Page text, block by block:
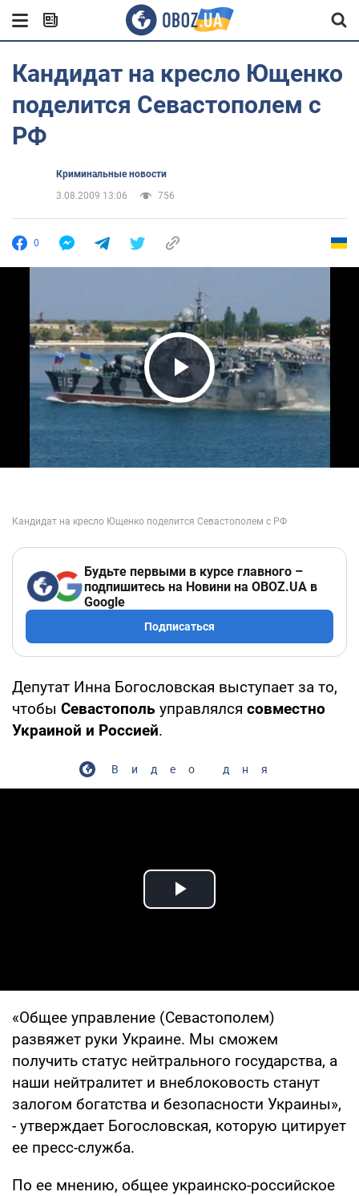
Кандидат на кресло Ющенко
поделится Севастополем с
РФ
Криминальные новости
3.08.2009 13:06
756
0
Play Video
Будьте первыми в курсе главного –
подпишитесь на Новини на OBOZ.UA в
Google
Подписаться
Депутат Инна Богословская выступает за то,
чтобы Севастополь управлялся совместно
Украиной и Россией.
Видео дня
Play Video
«Общее управление (Севастополем)
развяжет руки Украине. Мы сможем
получить статус нейтрального государства, а
наши нейтралитет и внеблоковость станут
залогом богатства и безопасности Украины»,
- утверждает Богословская, которую цитирует
ее пресс-служба.
По ее мнению, общее украинско-российское